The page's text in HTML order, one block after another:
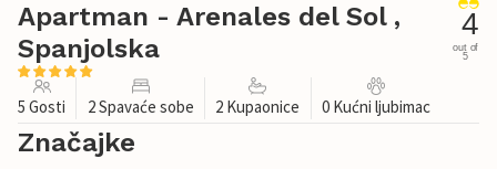
Apartman - Arenales del Sol ,
Spanjolska
4
out of
5
5 Gosti 2 Spavaće sobe 2 Kupaonice 0 Kućni ljubimac
Značajke